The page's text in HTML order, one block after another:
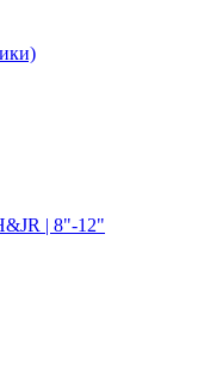
| 8"-12"